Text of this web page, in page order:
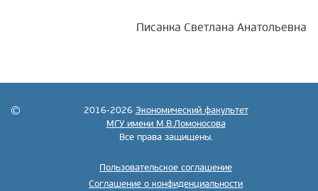
Писанка Светлана Анатольевна
2016-2026 Экономический факультет
МГУ имени М.В.Ломоносова
Все права защищены.
Пользовательское соглашение
Соглашение о конфиденциальности